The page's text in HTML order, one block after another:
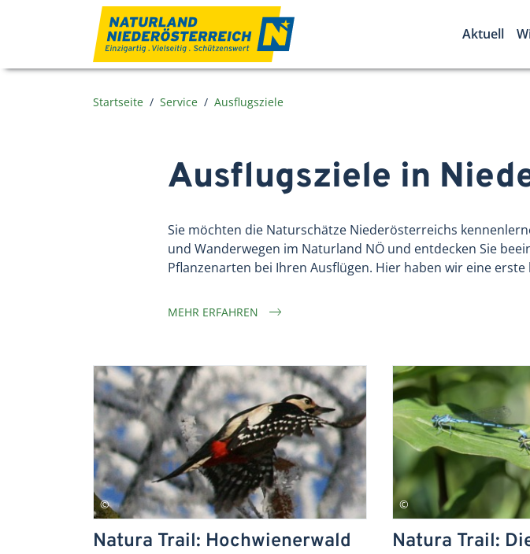
Aktuell
Startseite Service Ausflugsziele
Ausflugsziele in
Sie möchten die Naturschätze Niederösterreichs
und Wanderwegen im Naturland NÖ und entdecken Sie
Pflanzenarten bei Ihren Ausflügen. Hier haben wir eine
MEHR ERFAHREN
Natura Trail: Hochwienerwald Natura Trail: